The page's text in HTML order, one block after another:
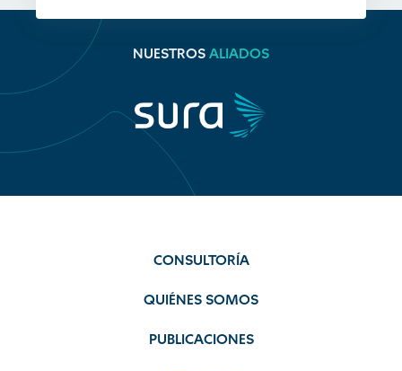
NUESTROS ALIADOS
CONSULTORÍA
QUIÉNES SOMOS
PUBLICACIONES